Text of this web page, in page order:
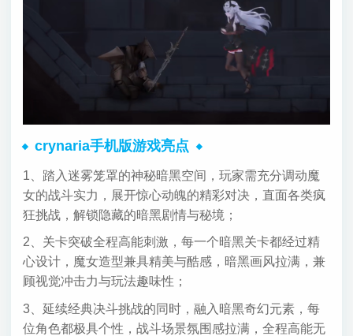
crynaria手机版游戏亮点
1、踏入迷雾笼罩的神秘暗黑空间，玩家需充分调动魔
女的战斗实力，展开惊心动魄的精彩对决，直面各类疯
狂挑战，解锁隐藏的暗黑剧情与秘境；
2、关卡突破全程高能刺激，每一个暗黑关卡都经过精
心设计，魔女造型兼具精美与酷感，暗黑画风拉满，兼
顾视觉冲击力与玩法趣味性；
3、延续经典决斗挑战的同时，融入暗黑奇幻元素，每
位角色都极具个性，战斗场景氛围感拉满，全程高能无